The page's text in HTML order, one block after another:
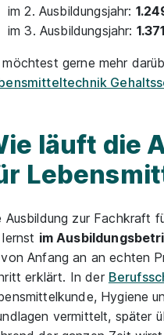
im 2. Ausbildungsjahr:
im 3. Ausbildungsjahr:
möchtest gerne mehr
läuft die
Ausbildung zur Fachkraft
lernst im
Anfang an an echten
erklärt. In der
Hygiene
vermittelt, später